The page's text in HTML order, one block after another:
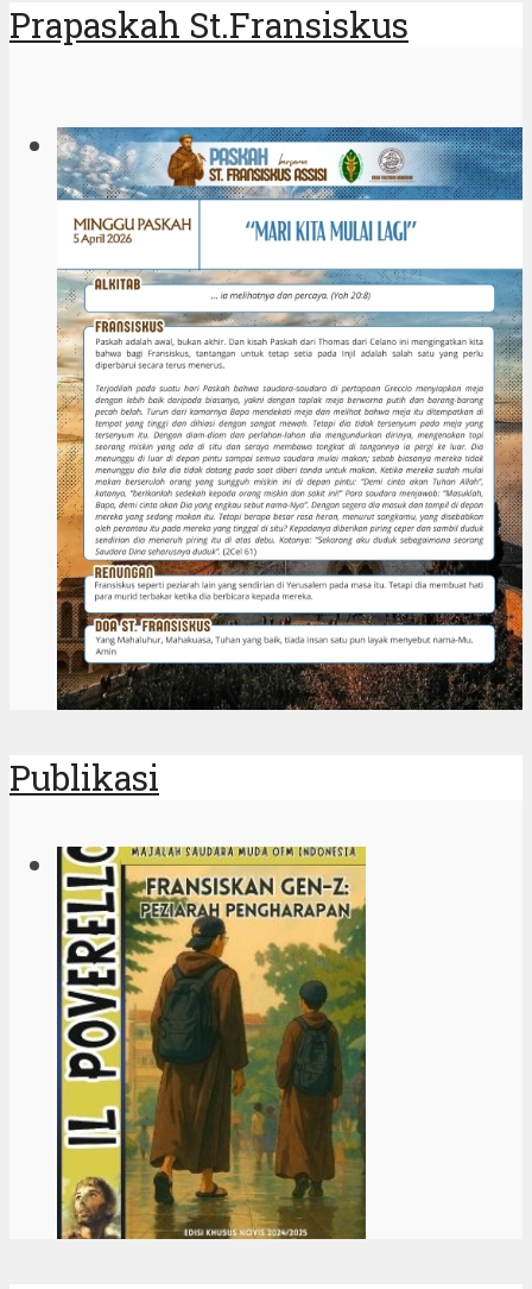
Prapaskah St.Fransiskus
Publikasi